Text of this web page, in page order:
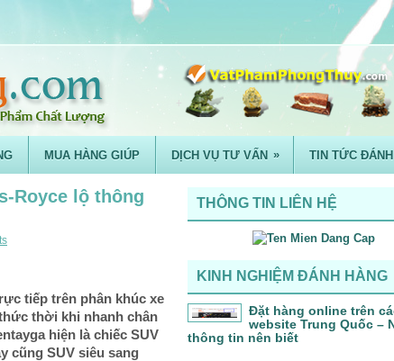
MUA HÀNG GIÚP DỊCH VỤ TƯ VẤN » TIN TỨC
Royce lộ thông
tiếp trên phân khúc xe
thời khi nhanh chân
hiện là chiếc SUV
cũng SUV siêu sang
THÔNG TIN LIÊN HỆ
KINH NGHIỆM ĐÁNH HÀNG
Đặt hàng online trên
website Trung Quốc –
thông tin nên biết